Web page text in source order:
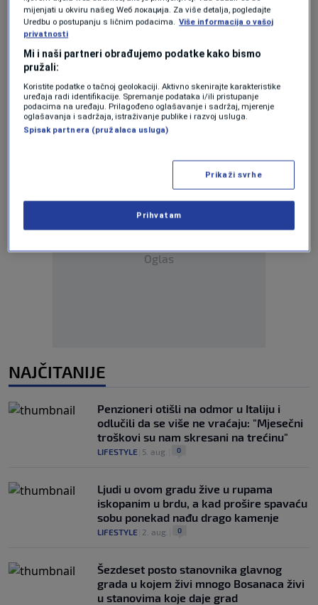
Učestvuj u diskusiji ili pročitaj komentare
Budi prvi koji će ostaviti komentar
Pratite nas na društvenim mrežama
Oglas
NAJČITANIJE
Penzioneri otišli na odmor u Italiju i
odlučili da se više ne vraćaju: "Mjesečni
troškovi su nam skresani na trećinu"
LIFESTYLE 5. aug. 0
Ljudi u ovom gradu žive u rupama
iskopanim u brdu, a kad prošire spavaću
sobu ponekad nađu drago kamenje
LIFESTYLE 2. aug. 0
Šezdeset posto stanovnika glavnog
grada u kojem živi mnogo Bosanaca živi
u stanovima koje daje grad
mijenjati u okviru našeg Wеб локација. Za više detalja, pogledajte
Uredbu o postupanju s ličnim podacima. Više informacija o vašoj
privatnosti
Mi i naši partneri obrađujemo podatke kako bismo
pružali:
Koristite podatke o tačnoj geolokaciji. Aktivno skenirajte karakteristike
uređaja radi identifikacije. Spremanje podataka i/ili pristupanje
podacima na uređaju. Prilagođeno oglašavanje i sadržaj, mjerenje
oglašavanja i sadržaja, istraživanje publike i razvoj usluga.
Spisak partnera (pružalaca usluga)
Prikaži svrhe
Prihvatam